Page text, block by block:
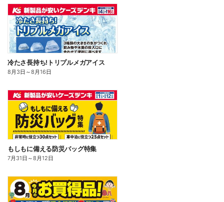
冷たさ長持ち!トリプルメガアイス
8月3日 ～8月16日
もしもに備える防災バッグ特集
7月31日 ～8月12日